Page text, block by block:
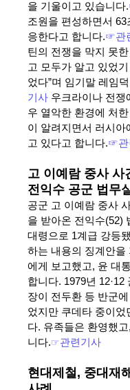
을 기울이고 있습니다.
조원을 편성하면서
응한다고 합니다.☞관
틴의 전쟁을 막지 못
고 모두가 알고 있었
었다”며 임기말 레임
기사 우크라이나 전쟁
우 열악한 환경에 처
이 알려지면서 러시아
고 있다고 합니다.☞관
고 이예람 중사 사
전익수 공군 법무
공군 고 이예람 중사
을 받아온 전익수(52)
대령으로 1계급 강등
하는 내용의 징계안을
에게 보고했고, 윤 대
합니다. 1979년
장이 전두환 등 반군
었지만 쿠데타 중이었
다. 유족들은 환영했
니다.☞관련기사
현대제철, 중대재